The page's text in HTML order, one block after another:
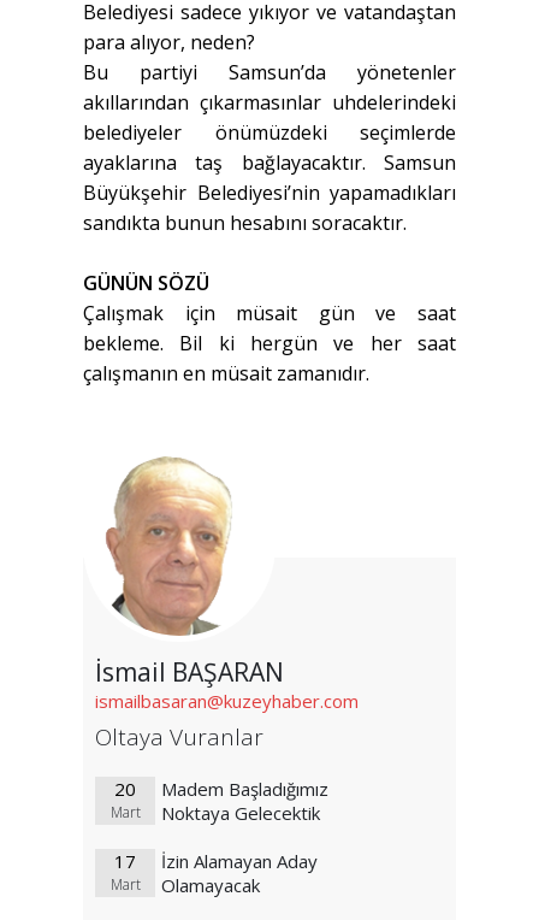
Belediyesi sadece yıkıyor ve vatandaştan
para alıyor, neden?
Bu partiyi Samsun’da yönetenler
akıllarından çıkarmasınlar uhdelerindeki
belediyeler önümüzdeki seçimlerde
ayaklarına taş bağlayacaktır. Samsun
Büyükşehir Belediyesi’nin yapamadıkları
sandıkta bunun hesabını soracaktır.
GÜNÜN SÖZÜ
Çalışmak için müsait gün ve saat
bekleme. Bil ki hergün ve her saat
çalışmanın en müsait zamanıdır.
İsmail BAŞARAN
ismailbasaran@kuzeyhaber.com
Oltaya Vuranlar
20
Mart
Madem Başladığımız
Noktaya Gelecektik
17
Mart
İzin Alamayan Aday
Olamayacak